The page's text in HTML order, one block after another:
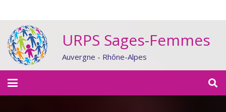
URPS Sages-Femmes
Auvergne - Rhône-Alpes